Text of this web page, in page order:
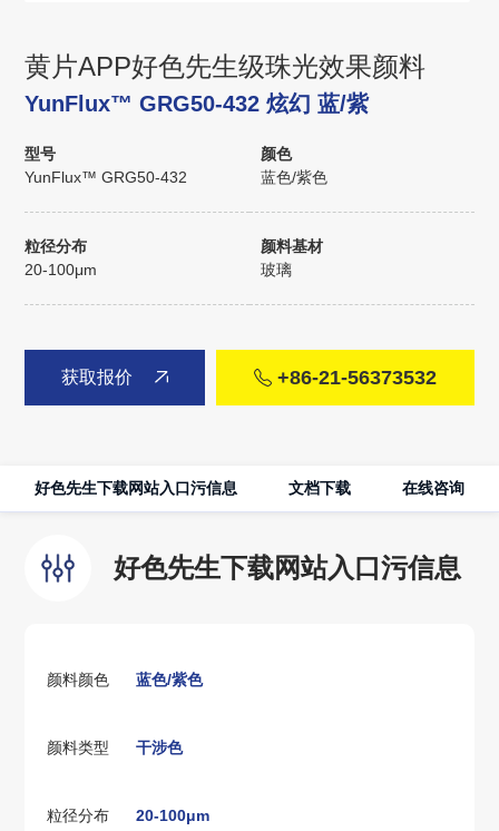
黄片APP好色先生级珠光效果颜料
YunFlux™ GRG50-432 炫幻 蓝/紫
型号
YunFlux™ GRG50-432
颜色
蓝色/紫色
粒径分布
20-100μm
颜料基材
玻璃
获取报价 +86-21-56373532
好色先生下载网站入口污信息 文档下载 在线咨询
好色先生下载网站入口污信息
颜料颜色 蓝色/紫色
颜料类型 干涉色
粒径分布 20-100μm